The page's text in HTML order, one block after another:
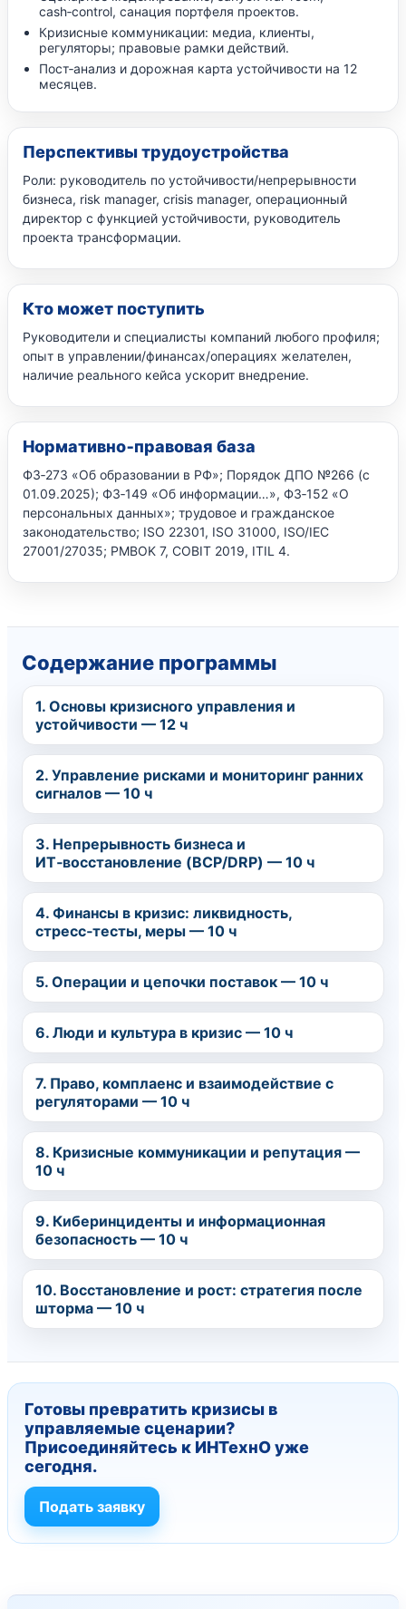
cash‑control, санация портфеля проектов.
Кризисные коммуникации: медиа, клиенты,
регуляторы; правовые рамки действий.
Пост‑анализ и дорожная карта устойчивости на 12
месяцев.
Перспективы трудоустройства
Роли: руководитель по устойчивости/непрерывности
бизнеса, risk manager, crisis manager, операционный
директор с функцией устойчивости, руководитель
проекта трансформации.
Кто может поступить
Руководители и специалисты компаний любого профиля;
опыт в управлении/финансах/операциях желателен,
наличие реального кейса ускорит внедрение.
Нормативно‑правовая база
ФЗ‑273 «Об образовании в РФ»; Порядок ДПО №266 (с
01.09.2025); ФЗ‑149 «Об информации…», ФЗ‑152 «О
персональных данных»; трудовое и гражданское
законодательство; ISO 22301, ISO 31000, ISO/IEC
27001/27035; PMBOK 7, COBIT 2019, ITIL 4.
Содержание программы
1. Основы кризисного управления и
устойчивости — 12 ч
2. Управление рисками и мониторинг ранних
сигналов — 10 ч
3. Непрерывность бизнеса и
ИТ‑восстановление (BCP/DRP) — 10 ч
4. Финансы в кризис: ликвидность,
стресс‑тесты, меры — 10 ч
5. Операции и цепочки поставок — 10 ч
6. Люди и культура в кризис — 10 ч
7. Право, комплаенс и взаимодействие с
регуляторами — 10 ч
8. Кризисные коммуникации и репутация —
10 ч
9. Киберинциденты и информационная
безопасность — 10 ч
10. Восстановление и рост: стратегия после
шторма — 10 ч
Готовы превратить кризисы в
управляемые сценарии?
Присоединяйтесь к ИНТехнО уже
сегодня.
Подать заявку